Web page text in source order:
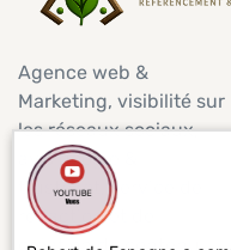
Agence web &
Marketing, visibilité sur
les réseaux sociaux,
avis google &
trustpilot, service de
rédaction et de
création de contenu